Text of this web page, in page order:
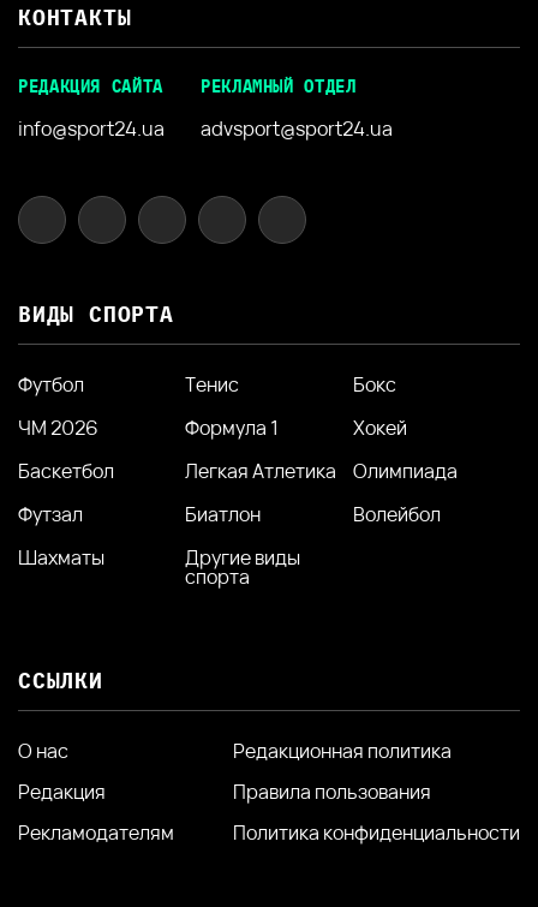
КОНТАКТЫ
РЕДАКЦИЯ САЙТА
info@sport24.ua
РЕКЛАМНЫЙ ОТДЕЛ
advsport@sport24.ua
ВИДЫ СПОРТА
Футбол Тенис
Бокс
ЧМ 2026
Формула 1
Хокей
Баскетбол
Легкая Атлетика
Олимпиада
Футзал
Биатлон
Волейбол
Шахматы
Другие виды
спорта
ССЫЛКИ
О нас
Редакция
Рекламодателям
Редакционная политика
Правила пользования
Политика конфиденциальности